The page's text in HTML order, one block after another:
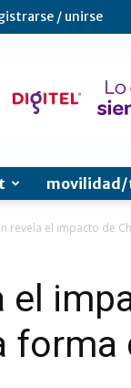
/ unirse
revela el impacto de
el
forma